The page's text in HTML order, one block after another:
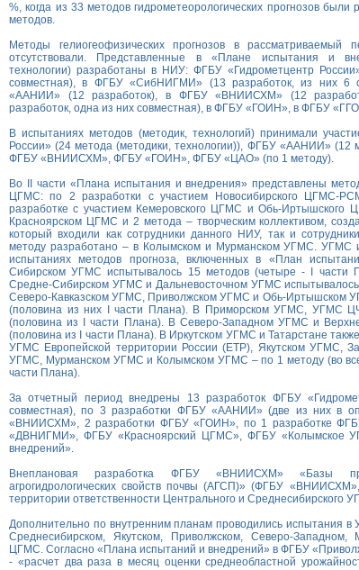
%, когда из 33 методов гидрометеорологических прогнозов
методов.
Методы гелиогеофизических прогнозов в
отсутствовали. Представленные в «Плане испытания и
технологии) разработаны в НИУ: ФГБУ «Гидрометцентр
совместная), в ФГБУ «СибНИГМИ» (13 разработок, из них
«ААНИИ» (12 разработок), в ФГБУ «ВНИИСХМ» (12
разработок, одна из них совместная), в ФГБУ «ГОИН», в ФГБУ
В испытаниях методов (методик, технологий) принимали
России» (24 метода (методики, технологии)), ФГБУ «ААНИИ» (12
ФГБУ «ВНИИСХМ», ФГБУ «ГОИН», ФГБУ «ЦАО» (по 1 методу).
Во II части «Плана испытания и внедрения» представлены
ЦГМС: по 2 разработки с участием Новосибирского ЦГМС-
разработке с участием Кемеровского ЦГМС и Обь-Иртышского
Красноярском ЦГМС и 2 метода – творческим коллективом,
который входили как сотрудники данного НИУ, так и
методу разработано – в Колымском и Мурманском УГМС. УГМС
испытаниях методов прогноза, включенных в «План
Сибирском УГМС испытывалось 15 методов (четыре - I части
Средне-Сибирском УГМС и Дальневосточном УГМС
Северо-Кавказском УГМС, Приволжском УГМС и Обь-Иртышском
(половина из них I части Плана). В Приморском УГМС, УГМС
(половина из I части Плана). В Северо-Западном УГМС и
(половина из I части Плана). В Иркутском УГМС и Татарстане
УГМС Европейской территории России (ЕТР), Якутском УГМС,
УГМС, Мурманском УГМС и Колымском УГМС – по 1 методу (во
части Плана).
За отчетный период внедрены 13 разработок ФГБУ
совместная), по 3 разработки ФГБУ «ААНИИ» (две из них в
«ВНИИСХМ», 2 разработки ФГБУ «ГОИН», по 1 разработке
«ДВНИГМИ», ФГБУ «Красноярский ЦГМС», ФГБУ «Колымское
внедрений».
Внеплановая разработка ФГБУ «ВНИИСХМ» «Базы
агрогидрологических свойств почвы (АГСП)» (ФГБУ
территории ответственности Центрального и Среднесибирского
Дополнительно по внутренним планам проводились испытания в
Среднесибирском, Якутском, Приволжском, Северо-
ЦГМС. Согласно «Плана испытаний и внедрений» в ФГБУ
- «расчет два раза в месяц оценки среднеобластной